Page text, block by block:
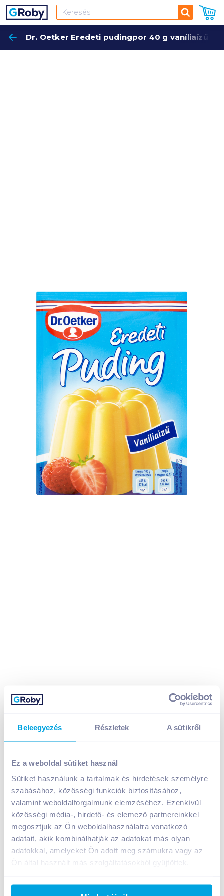
Beleegyezés Részletek A sütikről
Ez a weboldal sütiket használ
Sütiket használunk a tartalmak és hirdetések személyre
szabásához, közösségi funkciók biztosításához,
valamint weboldalforgalmunk elemzéséhez. Ezenkívül
közösségi média-, hirdető- és elemező partnereinkkel
megosztjuk az Ön weboldalhasználatra vonatkozó
adatait, akik kombinálhatják az adatokat más olyan
adatokkal, amelyeket Ön adott meg számukra vagy az
Keresés
Dr. Oetker Eredeti pudingpor 40 g vaníliaízű
Dr. Oetker Eredeti pudingpor 40 g vaníliaízű
Nettó eladási ár: 279Ft /db(18% áfa)
KosárbaKosárba
1 karton = 40 db
+1 karton a kosárba